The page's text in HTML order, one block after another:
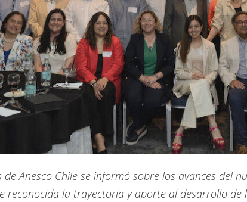
Anesco Chile se informó sobre los avances del
reconocida la trayectoria y aporte al desarrollo de